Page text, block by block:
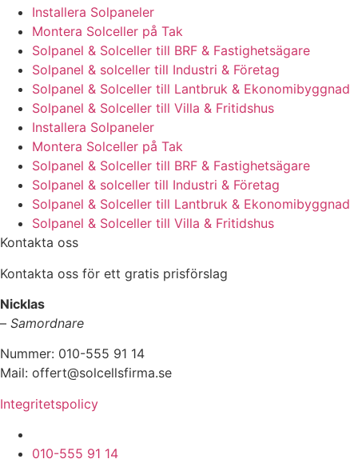
Installera Solpaneler
Montera Solceller på Tak
Solpanel & Solceller till BRF & Fastighetsägare
Solpanel & solceller till Industri & Företag
Solpanel & Solceller till Lantbruk & Ekonomibyggnad
Solpanel & Solceller till Villa & Fritidshus
Installera Solpaneler
Montera Solceller på Tak
Solpanel & Solceller till BRF & Fastighetsägare
Solpanel & solceller till Industri & Företag
Solpanel & Solceller till Lantbruk & Ekonomibyggnad
Solpanel & Solceller till Villa & Fritidshus
Kontakta oss
Kontakta oss för ett gratis prisförslag
Nicklas
– Samordnare
Nummer: 010-555 91 14
Mail: offert@solcellsfirma.se
Integritetspolicy
010-555 91 14